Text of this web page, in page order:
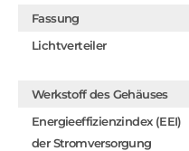
Fassung
Lichtverteiler
Werkstoff des Gehäuses
Energieeffizienzindex (EEI)
der Stromversorgung